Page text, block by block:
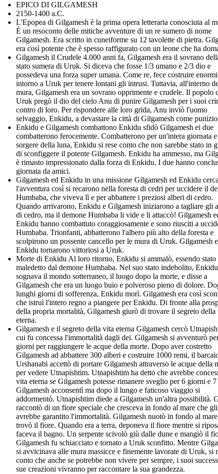
EPICO DI GILGAMESH
2150-1400 a.C.
L'Epopea di Gilgamesh è la prima opera letteraria conosciuta al
È un resoconto delle mitiche avventure di un re sumero di nome
Gilgamesh. Era scritto in cuneiforme su 12 tavolette di pietra.
era così potente che è spesso raffigurato con un leone che ha
Gilgamesh il Crudele 4.000 anni fa, Gilgamesh era il sovrano
stato sumera di Uruk. Si diceva che fosse 1/3 umano e 2/3 dio e
possedeva una forza super umana. Come re, fece costruire
intorno a Uruk per tenere lontani gli intrusi. Tuttavia, all'interno
mura, Gilgamesh era un sovrano opprimente e crudele. Il popolo
Uruk pregò il dio del cielo Anu di punire Gilgamesh per i suoi
contro di loro. Per rispondere alle loro grida, Anu inviò l'uomo
selvaggio, Enkidu, a devastare la città di Gilgamesh come
Enkidu e Gilgamesh combattono Enkidu sfidò Gilgamesh ei due
combatterono ferocemente. Combatterono per un'intera giornata
sorgere della luna, Enkidu si rese conto che non sarebbe stato in
di sconfiggere il potente Gilgamesh. Enkidu ha ammesso, ma
è rimasto impressionato dalla forza di Enkidu. I due hanno
giornata da amici.
Gilgamesh ed Enkidu in una missione Gilgamesh ed Enkidu
l'avventura così si recarono nella foresta di cedri per uccidere il
Humbaba, che viveva lì e per abbattere i preziosi alberi di cedro.
Quando arrivarono, Enkidu e Gilgamesh iniziarono a tagliare gli
di cedro, ma il demone Humbaba li vide e li attaccò! Gilgamesh
Enkidu hanno combattuto coraggiosamente e sono riusciti a
Humbaba. Trionfanti, abbatterono l'albero più alto della foresta e
scolpirono un possente cancello per le mura di Uruk. Gilgamesh
Enkidu tornarono vittoriosi a Uruk.
Morte di Enkidu Al loro ritorno, Enkidu si ammalò, essendo stato
maledetto dal demone Humbaba. Nel suo stato indebolito, Enkidu
sognava il mondo sotterraneo, il luogo dopo la morte, e disse a
Gilgamesh che era un luogo buio e polveroso pieno di dolore.
lunghi giorni di sofferenza, Enkidu morì. Gilgamesh era così
che istruì l'intero regno a piangere per Enkidu. Di fronte alla
della propria mortalità, Gilgamesh giurò di trovare il segreto della
eterna.
Gilgamesh e il segreto della vita eterna Gilgamesh cercò
cui fu concessa l'immortalità dagli dei. Gilgamesh si avventurò
giorni per raggiungere le acque della morte. Dopo aver costretto
Gilgamesh ad abbattere 300 alberi e costruire 1000 remi, il
Urshanabi accettò di portare Gilgamesh attraverso le acque della
per vedere Utnapishtim. Utnapishtim ha detto che avrebbe
vita eterna se Gilgamesh potesse rimanere sveglio per 6 giorni e
Gilgamesh acconsentì ma dopo il lungo e faticoso viaggio si
addormentò. Utnapishtim diede a Gilgamesh un'altra possibilità.
raccontò di un fiore speciale che cresceva in fondo al mare che gli
avrebbe garantito l'immortalità. Gilgamesh nuotò in fondo al
trovò il fiore. Quando era a terra, deponeva il fiore mentre si
faceva il bagno. Un serpente scivolò giù dalle dune e mangiò il
Gilgamesh fu schiacciato e tornato a Uruk sconfitto. Mentre
si avvicinava alle mura massicce e finemente lavorate di Uruk, si
conto che anche se potrebbe non vivere per sempre, i suoi
sue creazioni vivranno per raccontare la sua grandezza.